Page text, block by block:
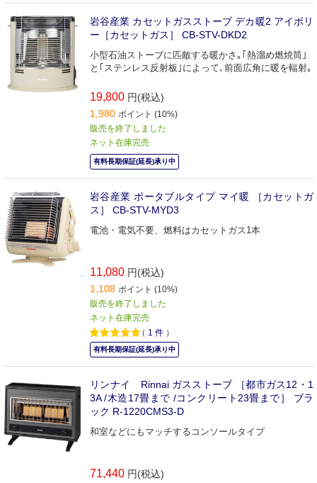
岩谷産業 カセットガスストーブ デカ暖2 アイボリ
ー［カセットガス］ CB-STV-DKD2
小型石油ストーブに匹敵する暖かさ｡｢熱溜め燃焼筒｣
と｢ステンレス反射板｣によって､前面広角に暖を輻射｡
19,800 円(税込)
1,980 ポイント (10%)
販売を終了しました
ネット在庫完売
有料長期保証(延長)承り中
岩谷産業 ポータブルタイプ マイ暖 ［カセットガ
ス］ CB-STV-MYD3
電池・電気不要、燃料はカセットガス1本
11,080 円(税込)
1,108 ポイント (10%)
販売を終了しました
ネット在庫完売
（ 1 件 ）
有料長期保証(延長)承り中
リンナイ Rinnai ガスストーブ ［都市ガス12・1
3A /木造17畳まで /コンクリート23畳まで］ ブラ
ック R-1220CMS3-D
和室などにもマッチするコンソールタイプ
71,440 円(税込)